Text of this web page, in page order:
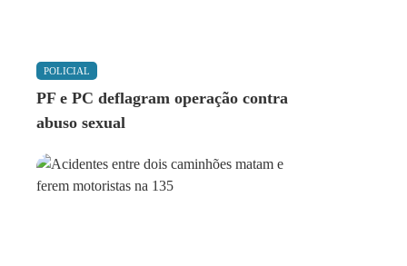
POLICIAL
PF e PC deflagram operação contra
abuso sexual